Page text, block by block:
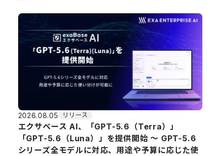
2026.08.05 リリース
エクサベース AI、「GPT-5.6（Terra）」
「GPT-5.6（Luna）」を提供開始 ～ GPT-5.6
シリーズ全モデルに対応、用途や予算に応じた使